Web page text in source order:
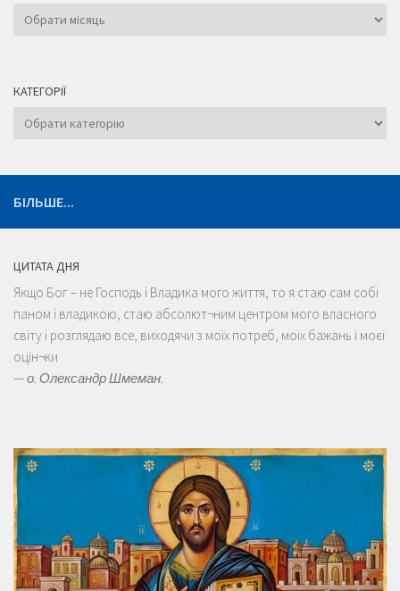
Архіви
КАТЕГОРІЇ
Категорії
БІЛЬШЕ...
ЦИТАТА ДНЯ
Якщо Бог – не Господь і Владика мого життя, то я стаю сам собі
паном і владикою, стаю абсолют¬ним центром мого власного
світу і розглядаю все, виходячи з моїх потреб, моїх бажань і моєї
оцін¬ки
—о. Олександр Шмеман.